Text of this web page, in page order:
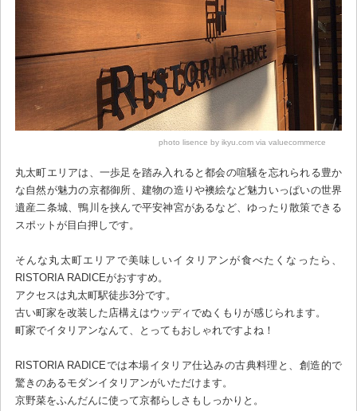
photo lisence by ikyu.com via valuecommerce
丸太町エリアは、一歩足を踏み入れると都会の喧騒を忘れられる豊か
な自然が魅力の京都御所、建物の造りや襖絵など魅力いっぱいの世界
遺産二条城、鴨川を挟んで平安神宮があるなど、ゆったり散策できる
スポットが目白押しです。
そんな丸太町エリアで美味しいイタリアンが食べたくなったら、
RISTORIA RADICEがおすすめ。
アクセスは丸太町駅徒歩3分です。
古い町家を改装した店構えはウッディでぬくもりが感じられます。
町家でイタリアンなんて、とってもおしゃれですよね！
RISTORIA RADICEでは本場イタリア仕込みの古典料理と、創造的で
驚きのあるモダンイタリアンがいただけます。
京野菜をふんだんに使って京都らしさもしっかりと。